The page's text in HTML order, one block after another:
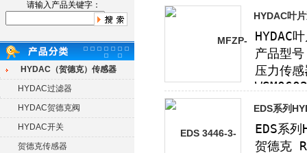
请输入产品关键字：
HYDAC（贺德克）传感器
HYDAC过滤器
HYDAC贺德克阀
HYDAC开关
贺德克传感器
HYDAC叶
EDS系列